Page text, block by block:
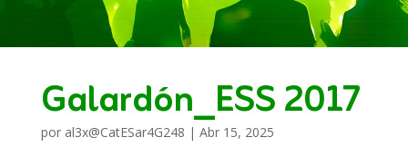
Galardón_ESS 2017
por al3x@CatESar4G248 | Abr 15, 2025